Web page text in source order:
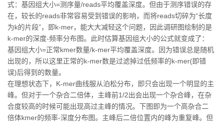
式：基因组大小=测序量/reads平均覆盖深度。但由于测序错误的存
在，较长的reads非常容易受到错误的影响，而将reads切碎为“长度
为k的片段”，即k-mer，能大大减轻这个问题，因此调研图绘制的是
k-mer的深度-频率分布图。此时估算基因组大小的公式就变成了：
基因组大小=正常kmer数量/k-mer平均覆盖深度。因为错误总是随机
出现的，所以这里正常的k-mer数是过滤掉过低频率的k-mer(即错
误)后得到的数量。
在理想状态下，K-mer曲线服从泊松分布，即只会出现一个明显的主
峰。但对于一个杂合二倍体，主峰前1/2出会出现一个杂合峰，在杂
合度较高的时候可能出现高过主峰的情况。下图即为一个高杂合二
倍体kmer的频率-深度分布图。主峰后二倍位置内的峰为重复峰。但